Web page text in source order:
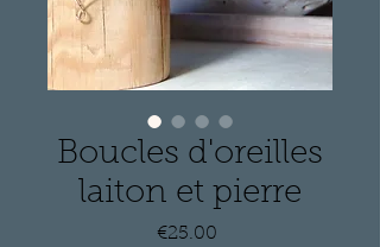
Boucles d'oreilles
laiton et pierre
€25.00